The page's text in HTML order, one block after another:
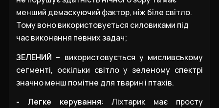
менший демаскуючий фактор, ніж біле світло.
Тому воно використовується силовиками під
час виконання певних задач;
ЗЕЛЕНИЙ – використовується у мисливському
сегменті, оскільки світло у зеленому спектрі
значно менш помітне для тварин і птахів.
- Легке керування: Ліхтарик має просту